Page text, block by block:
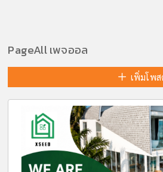
PageAll เพจออล
เพิ่มโพส